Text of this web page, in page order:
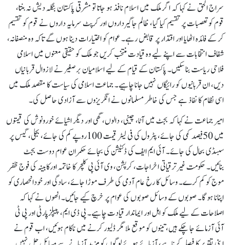
سراج الحق نے کہا کہ اگر ملک میں اسلام نافذ ہو جاتا تو مشرقی پاکستان بنگلہ دیش نہ بنتا،
قوم کو تعصبات پر تقسیم کیا گیا، ظالم جاگیرداروں اور کرپٹ سرمایہ داروں نے قوم کو تقسیم
کر کے فائدہ اٹھایا اور اقتدار پر قابض رہے۔ عوام کو اختیارات دینا ہوں گے تاکہ وہ منصفانہ،
شفاف انتخابات سے اپنے لیے وہ قیادت منتخب کریں جو ملک کو حقیقی معنوں میں اسلامی
فلاحی ریاست بنا سکیں۔ پاکستان کے قیام کے لیے اسلامیان برصغیر نے لازوال قربانیاں
دیں، ان قربانیوں کو رائیگاں نہیں جانا چاہیے۔ جماعت اسلامی کی سیاست کا مقصد ملک میں
اسی نظام کا نفاذ ہے جس کی خاطر مسلمانوں نے انگریزوں سے آزادی حاصل کی۔
امیر جماعت نے کہا کہ بجٹ میں آٹا، چینی، دالوں، گھی اور دیگر اشیائے خورونوش کی قیمتوں
میں 50فیصد کمی کی جائے، پٹرول کی فی لیٹر قیمت 100روپے کم کی جائے، بجلی، گیس پر
سبسڈی بحال کی جائے۔ آئی ایم ایف کی ڈکٹیشن کی بجائے حکمران عوام دوست بجٹ
بنائیں۔ حکومت غیرترقیاتی اخراجات، کرپشن، وی آئی پی کلچر کا خاتمہ اورکابینہ کی فوج ظفر
موج کو کم کرے۔ وسائل کا رخ عام آدمی کی طرف موڑا جائے، سادگی اور خودانحصاری کو
اپنانا ہو گا۔ صوبوں کے وسائل صوبوں کی عوام پر خرچ کیے جائیں۔ انھوں نے کہا کہ
اصلاحات کے لیے ملک کو اہل اور ایماندار قیادت چاہیے۔ پی ڈی ایم، پیپلزپارٹی اور پی ٹی
آئی آزمائے جا چکے ہیں، تینوں کو موقع ملا مگر ڈلیور کرنے میں ناکام ہوئیں، اب قوم نے